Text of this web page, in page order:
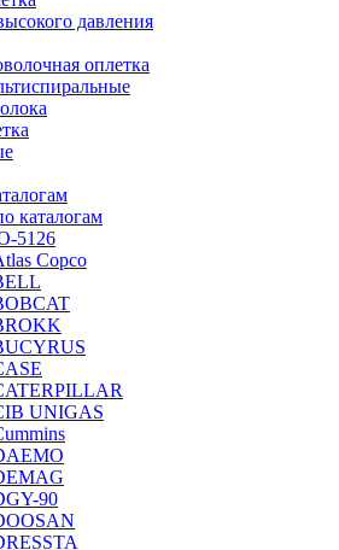
давления
оплетка
каталогам
5126
Copco
UNIGAS
90